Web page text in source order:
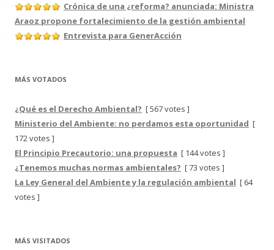
Crónica de una ¿reforma? anunciada: Ministra
Araoz propone fortalecimiento de la gestión ambiental
Entrevista para GenerAcción
MÁS VOTADOS
¿Qué es el Derecho Ambiental? [ 567 votes ]
Ministerio del Ambiente: no perdamos esta oportunidad [
172 votes ]
El Principio Precautorio: una propuesta [ 144 votes ]
¿Tenemos muchas normas ambientales? [ 73 votes ]
La Ley General del Ambiente y la regulación ambiental [ 64
votes ]
MÁS VISITADOS